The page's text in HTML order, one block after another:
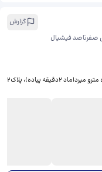
گزارش
صفرتاصد فیشیال
استان تهران، تهران، میرداماد، نیک رای(فاصله از ایستگاه مترو میرداماد ۲دقیقه پیاده)، ​پلاک۲